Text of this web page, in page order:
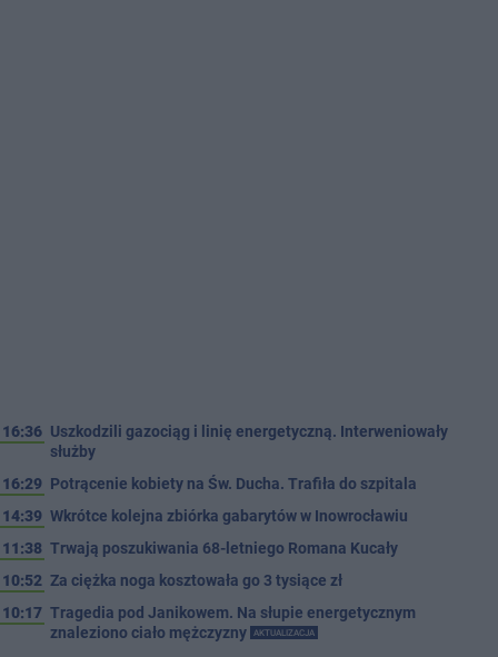
16:36 Uszkodzili gazociąg i linię energetyczną. Interweniowały
służby
16:29 Potrącenie kobiety na Św. Ducha. Trafiła do szpitala
14:39 Wkrótce kolejna zbiórka gabarytów w Inowrocławiu
11:38 Trwają poszukiwania 68-letniego Romana Kucały
10:52 Za ciężka noga kosztowała go 3 tysiące zł
10:17 Tragedia pod Janikowem. Na słupie energetycznym
znaleziono ciało mężczyzny
AKTUALIZACJA